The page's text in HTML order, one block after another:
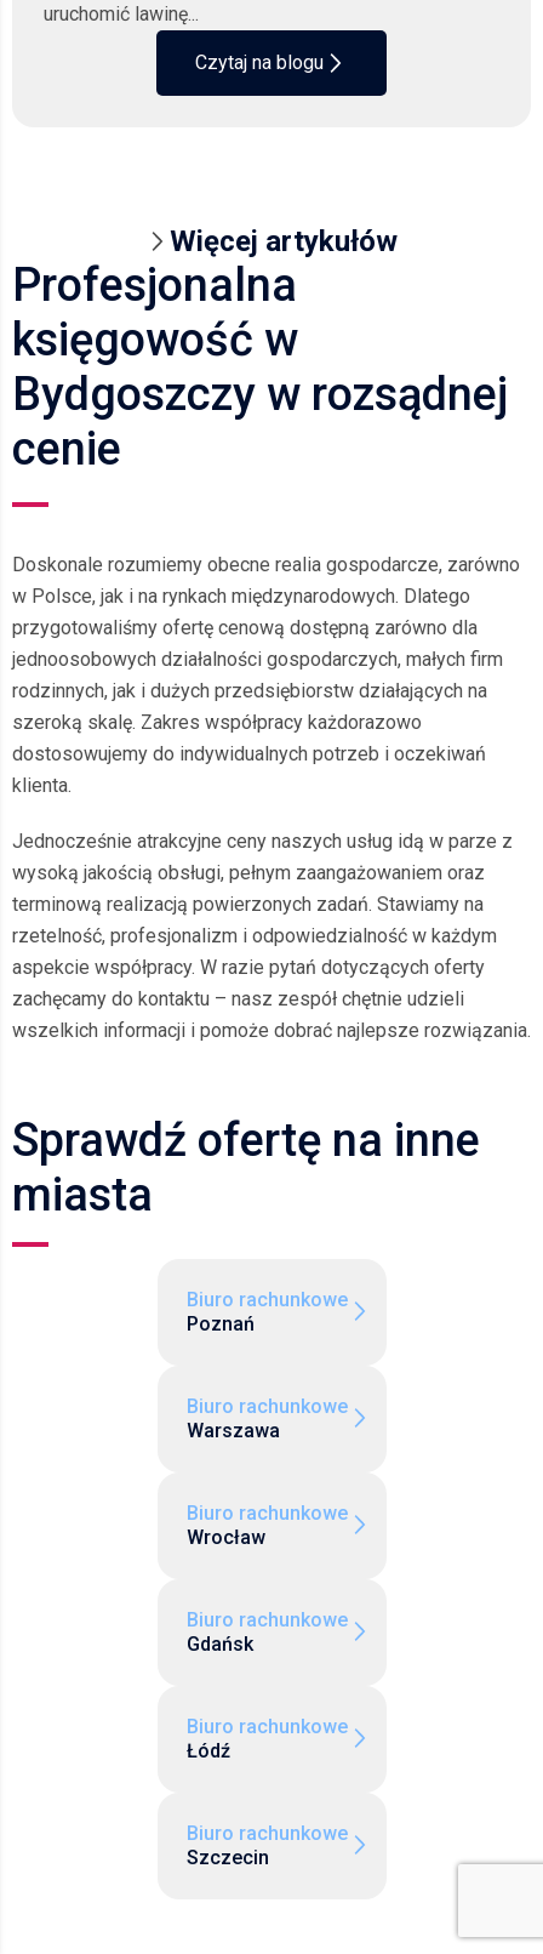
uruchomić lawinę...
Czytaj na blogu
Więcej artykułów
Profesjonalna
księgowość w
Bydgoszczy w rozsądnej
cenie
Doskonale rozumiemy obecne realia gospodarcze, zarówno
w Polsce, jak i na rynkach międzynarodowych. Dlatego
przygotowaliśmy ofertę cenową dostępną zarówno dla
jednoosobowych działalności gospodarczych, małych firm
rodzinnych, jak i dużych przedsiębiorstw działających na
szeroką skalę. Zakres współpracy każdorazowo
dostosowujemy do indywidualnych potrzeb i oczekiwań
klienta.
Jednocześnie atrakcyjne ceny naszych usług idą w parze z
wysoką jakością obsługi, pełnym zaangażowaniem oraz
terminową realizacją powierzonych zadań. Stawiamy na
rzetelność, profesjonalizm i odpowiedzialność w każdym
aspekcie współpracy. W razie pytań dotyczących oferty
zachęcamy do kontaktu – nasz zespół chętnie udzieli
wszelkich informacji i pomoże dobrać najlepsze rozwiązania.
Sprawdź ofertę na inne
miasta
Biuro rachunkowe
Poznań
Biuro rachunkowe
Warszawa
Biuro rachunkowe
Wrocław
Biuro rachunkowe
Gdańsk
Biuro rachunkowe
Łódź
Biuro rachunkowe
Szczecin